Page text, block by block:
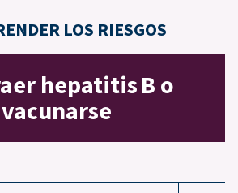
LOS RIESGOS
hepatitis B o
vacunarse